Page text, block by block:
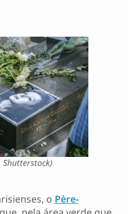
Shutterstock)
o Père-